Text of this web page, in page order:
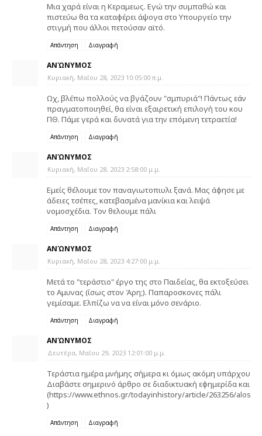
Μια χαρά είναι η Κεραμεως. Εγώ την συμπαθώ και
πιστεύω θα τα καταφέρει άψογα στο Υπουργείο την
στιγμή που άλλοι πετούσαν αϊτό.
Απάντηση Διαγραφή
ΑΝΏΝΥΜΟΣ
Κυριακή, Μαΐου 28, 2023 10:05:00 π.μ.
Ωχ, βλέπω πολλούς να βγάζουν "σμπυριά"! Πάντως εάν
πραγματοποιηθεί, θα είναι εξαιρετική επιλογή του κου
ΠΘ. Πάμε γερά και δυνατά για την επόμενη τετραετία!
Απάντηση Διαγραφή
ΑΝΏΝΥΜΟΣ
Κυριακή, Μαΐου 28, 2023 2:58:00 μ.μ.
Εμείς θέλουμε τον παναγιωτοπιυλι ξανά. Μας άφησε με
άδειες τσέπες, κατεβασμένα μανίκια και λειψά
νομοσχέδια. Τον θελουμε πάλι
Απάντηση Διαγραφή
ΑΝΏΝΥΜΟΣ
Κυριακή, Μαΐου 28, 2023 4:27:00 μ.μ.
Μετά το "τεράστιο" έργο της στο Παιδείας, θα εκτοξεύσει
το Αμυνας (ίσως στον Άρη;). Παπαροσκονες πάλι
γεμίσαμε. Ελπίζω να να είναι μόνο σενάριο.
Απάντηση Διαγραφή
ΑΝΏΝΥΜΟΣ
Δευτέρα, Μαΐου 29, 2023 12:01:00 μ.μ.
Τεράστια ημέρα μνήμης σήμερα κι όμως ακόμη υπάρχουν
Διαβάστε σημερινό άρθρο σε διαδικτυακή εφημερίδα και
(https://www.ethnos.gr/todayinhistory/article/263256/
)
Απάντηση Διαγραφή